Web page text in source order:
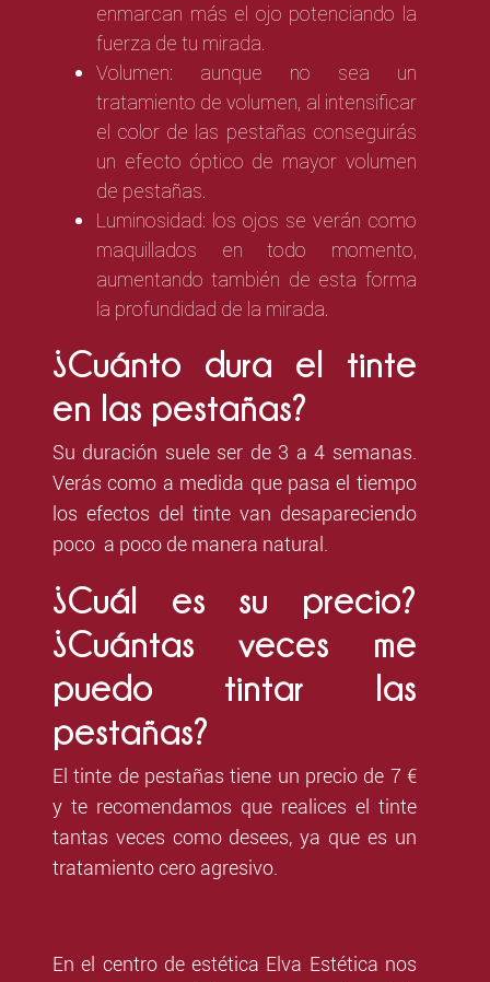
enmarcan más el ojo potenciando la
fuerza de tu mirada.
Volumen: aunque no sea un
tratamiento de volumen, al intensificar
el color de las pestañas conseguirás
un efecto óptico de mayor volumen
de pestañas.
Luminosidad: los ojos se verán como
maquillados en todo momento,
aumentando también de esta forma
la profundidad de la mirada.
¿Cuánto dura el tinte
en las pestañas?
Su duración suele ser de 3 a 4 semanas.
Verás como a medida que pasa el tiempo
los efectos del tinte van desapareciendo
poco a poco de manera natural.
¿Cuál es su precio?
¿Cuántas veces me
puedo tintar las
pestañas?
El tinte de pestañas tiene un precio de 7 €
y te recomendamos que realices el tinte
tantas veces como desees, ya que es un
tratamiento cero agresivo.
En el centro de estética Elva Estética nos